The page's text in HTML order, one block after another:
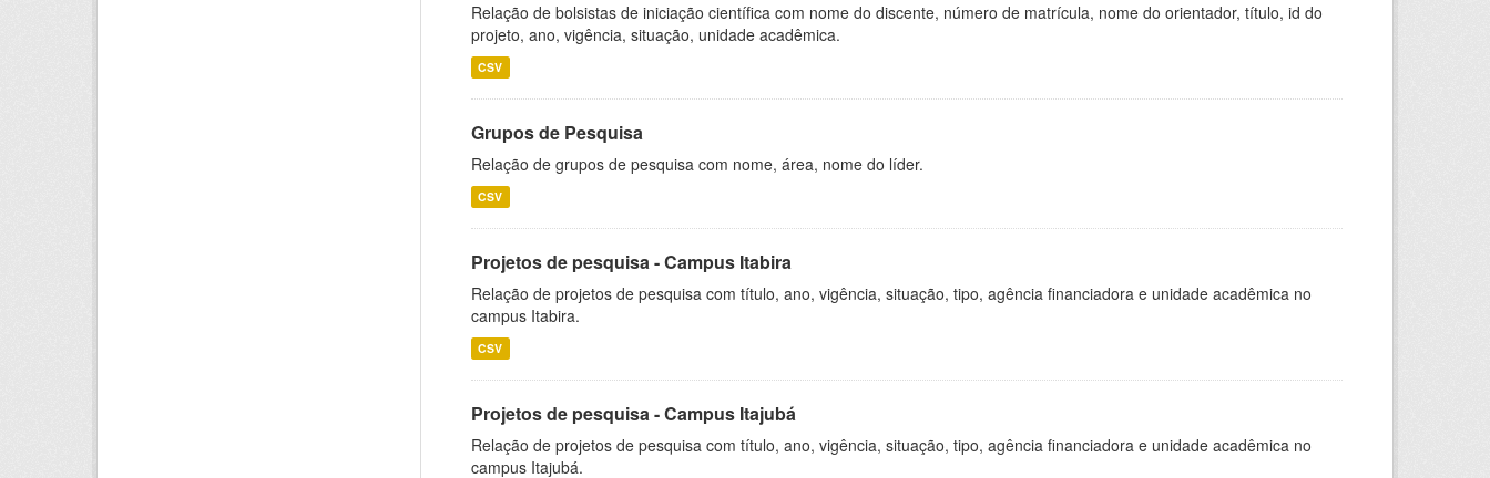
Relação de bolsistas de iniciação científica com nome do discente, número de matrícula, nome do orientador, título, id do
projeto, ano, vigência, situação, unidade acadêmica.
CSV
Grupos de Pesquisa
Relação de grupos de pesquisa com nome, área, nome do líder.
CSV
Projetos de pesquisa - Campus Itabira
Relação de projetos de pesquisa com título, ano, vigência, situação, tipo, agência financiadora e unidade acadêmica no
campus Itabira.
CSV
Projetos de pesquisa - Campus Itajubá
Relação de projetos de pesquisa com título, ano, vigência, situação, tipo, agência financiadora e unidade acadêmica no
campus Itajubá.